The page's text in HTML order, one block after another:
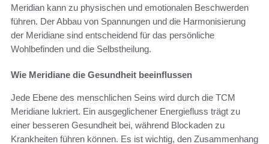
Meridian kann zu physischen und emotionalen Beschwerden
führen. Der Abbau von Spannungen und die Harmonisierung
der Meridiane sind entscheidend für das persönliche
Wohlbefinden und die Selbstheilung.
Wie Meridiane die Gesundheit beeinflussen
Jede Ebene des menschlichen Seins wird durch die TCM
Meridiane lukriert. Ein ausgeglichener Energiefluss trägt zu
einer besseren Gesundheit bei, während Blockaden zu
Krankheiten führen können. Es ist wichtig, den Zusammenhang